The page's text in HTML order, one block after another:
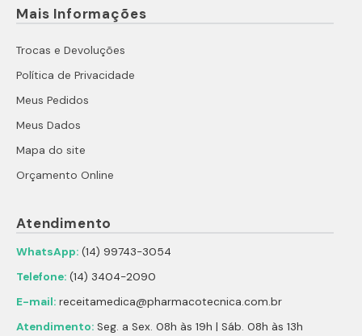
Mais Informações
Trocas e Devoluções
Política de Privacidade
Meus Pedidos
Meus Dados
Mapa do site
Orçamento Online
Atendimento
WhatsApp: (14) 99743-3054
Telefone: (14) 3404-2090
E-mail: receitamedica@pharmacotecnica.com.br
Atendimento: Seg. a Sex. 08h às 19h | Sáb. 08h às 13h